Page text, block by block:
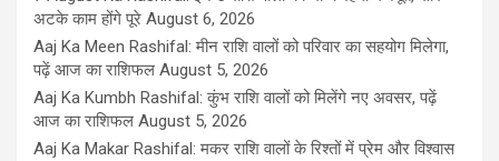
अटके काम होंगे पूरे August 6, 2026
Aaj Ka Meen Rashifal: मीन राशि वालों को परिवार का सहयोग मिलेगा,
पढ़ें आज का राशिफल August 5, 2026
Aaj Ka Kumbh Rashifal: कुंभ राशि वालों को मिलेंगे नए अवसर, पढ़ें
आज का राशिफल August 5, 2026
Aaj Ka Makar Rashifal: मकर राशि वालों के रिश्तों में प्रेम और विश्वास